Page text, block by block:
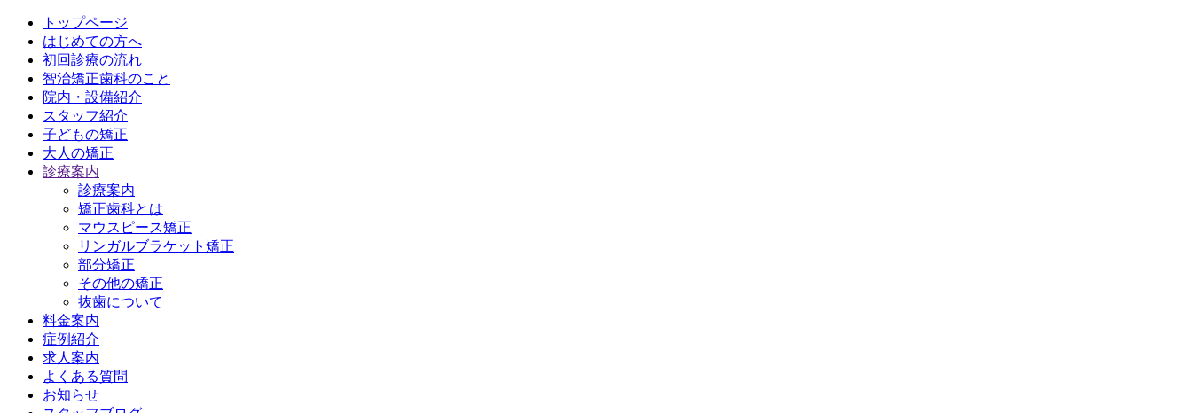
トップページ
はじめての方へ
初回診療の流れ
智治矯正歯科のこと
院内・設備紹介
スタッフ紹介
子どもの矯正
大人の矯正
診療案内
診療案内
矯正歯科とは
マウスピース矯正
リンガルブラケット矯正
部分矯正
その他の矯正
抜歯について
料金案内
症例紹介
求人案内
よくある質問
お知らせ